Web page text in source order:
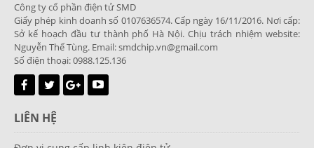
Công ty cổ phần điện tử SMD
Giấy phép kinh doanh số 0107636574. Cấp ngày 16/11/2016. Nơi cấp:
Sở kế hoạch đầu tư thành phố Hà Nội. Chịu trách nhiệm website:
Nguyễn Thế Tùng. Email: smdchip.vn@gmail.com
Số điện thoại: 0988.125.136
LIÊN HỆ